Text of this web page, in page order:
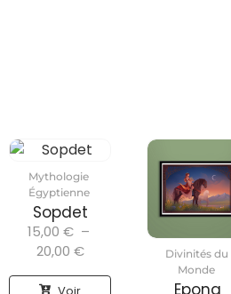
Mythologie
Égyptienne
Sopdet
15,00 € –
20,00 €
Divinités du
Monde
Epona